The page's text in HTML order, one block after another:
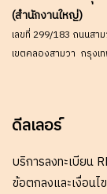
(สำนักงานใหญ่)
เลขที่ 299/183 ถนนสา
เขตคลองสามวา กรุงเ
ดีลเลอร์
บริการลงทะเบียน
ข้อตกลงและเงื่อนไ